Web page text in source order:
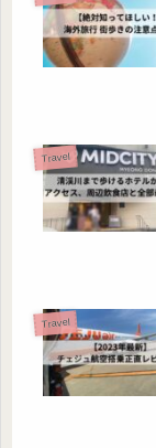
Travel
Travel